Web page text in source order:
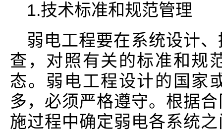
1.技术标准和规范管理
弱电工程要在系统设计
查，对照有关的标准和规
态。弱电工程设计的国家
多，必须严格遵守。根据
施过程中确定弱电各系统